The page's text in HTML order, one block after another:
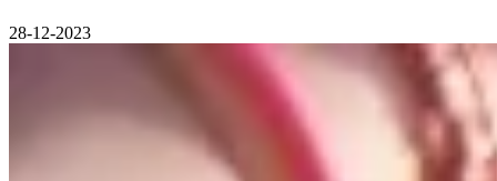
28-12-2023